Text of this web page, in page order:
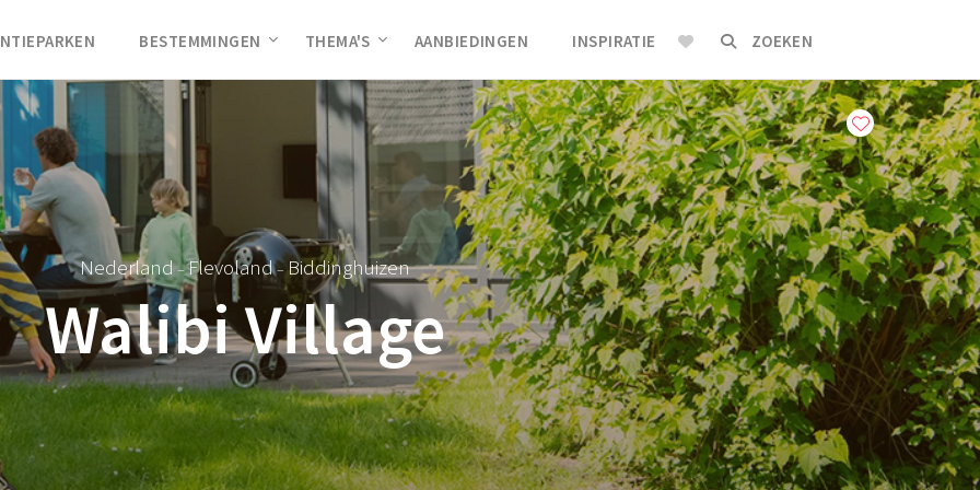
BESTEMMINGEN THEMA'S AANBIEDINGEN INSPIRATIE ZOEKEN
Nederland–Flevoland–Biddinghuizen
Walibi Village